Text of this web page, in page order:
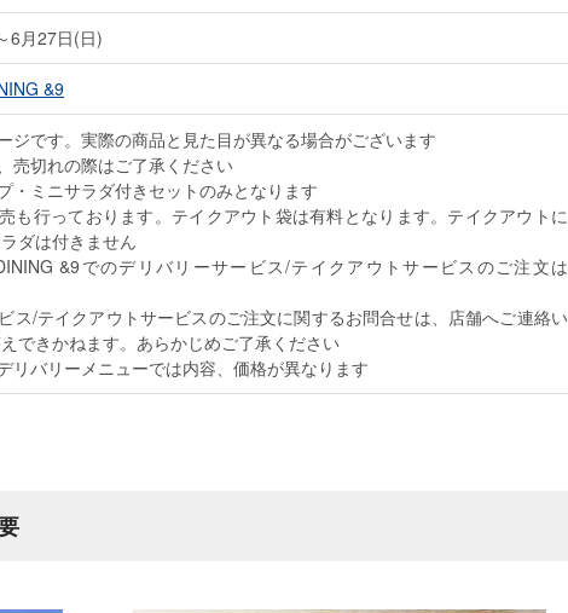
6月27日(日)
&9
ジです。実際の商品と見た目が異なる場合がございます
売切れの際はご了承ください
・ミニサラダ付きセットのみとなります
も行っております。テイクアウト袋は有料となります。テイクアウトに
ダは付きません
&9でのデリバリーサービス/テイクアウトサービスのご注文は
ス/テイクアウトサービスのご注文に関するお問合せは、店舗へご連絡い
できかねます。あらかじめご了承ください
リバリーメニューでは内容、価格が異なります